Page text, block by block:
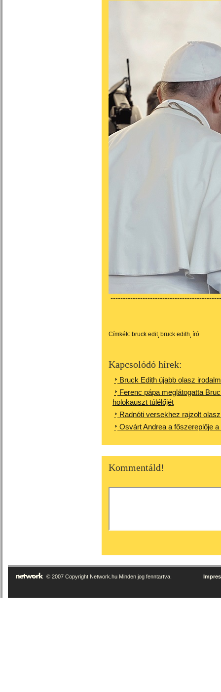
Címkék: bruck edit bruck edith író
Kapcsolódó hírek:
Bruck Edith újabb olasz
Ferenc pápa meglátogatta
holokauszt túlélőjét
Radnóti versekhez rajzolt
Osvárt Andrea a főszereplője
Kommentáld!
© 2007 Copyright Network.hu Minden jog fenntartva.